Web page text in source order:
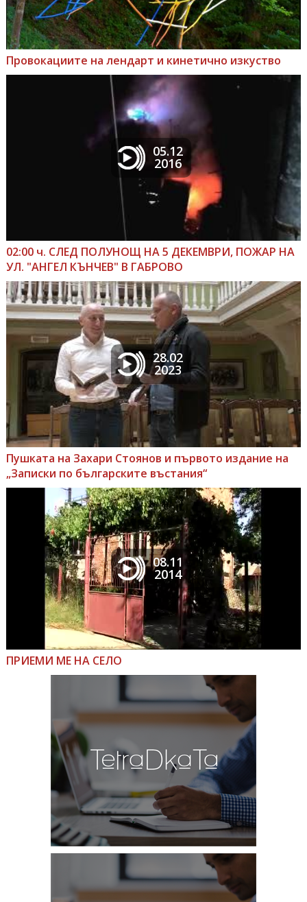
Провокациите на лендарт и кинетично изкуство
05.12
2016
02:00 ч. СЛЕД ПОЛУНОЩ НА 5 ДЕКЕМВРИ, ПОЖАР НА
УЛ. "АНГЕЛ КЪНЧЕВ" В ГАБРОВО
28.02
2023
Пушката на Захари Стоянов и първото издание на
„Записки по българските въстания“
08.11
2014
ПРИЕМИ МЕ НА СЕЛО